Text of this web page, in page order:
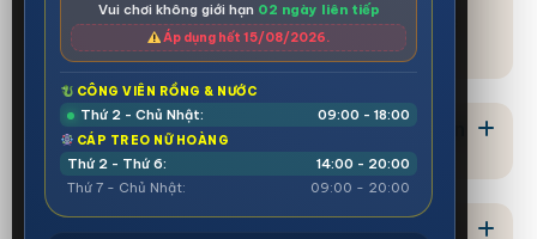
Café & Kem:Thưởng thức đồ uống mát lạnh tại các
quán café ven hồ hoặc trên đồi Ba Đèo.
Có lựa chọn cho người ăn chay hoặc thuần
chay không?
Vui chơi không giới hạn 02 ngày liên tiếp
Áp dụng hết 15/08/2026.
CÔNG VIÊN RỒNG & NƯỚC
Thứ 2 - Chủ Nhật: 09:00 - 18:00
CÁP TREO NỮ HOÀNG
Thứ 2 - Thứ 6:
14:00 - 20:00
Thứ 7 - Chủ Nhật:
09:00 - 20:00